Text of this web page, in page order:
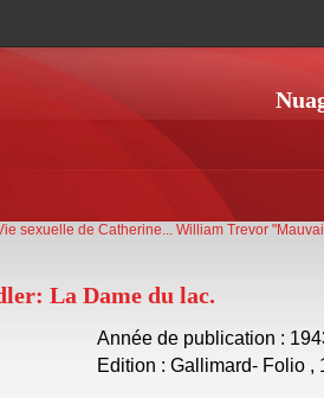
sexuelle de Catherine... William Trevor
La Dame du lac.
Année de publication :
Edition : Gallimard- Folio ,